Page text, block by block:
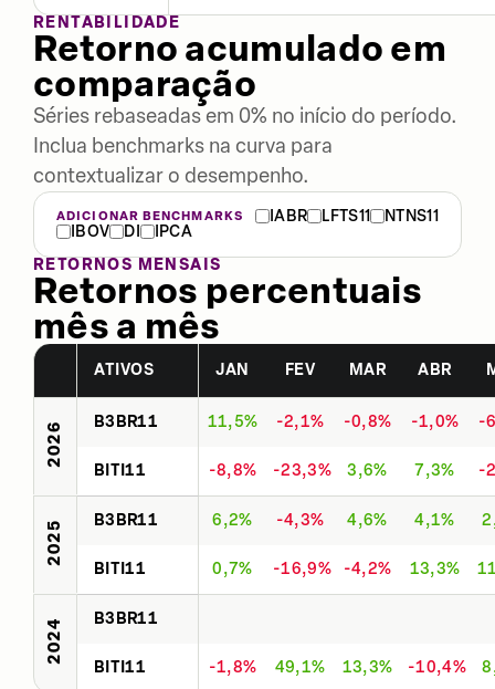
RENTABILIDADE
Retorno acumulado em
comparação
Séries rebaseadas em 0% no início do período.
Inclua benchmarks na curva para
contextualizar o desempenho.
ADICIONAR BENCHMARKS IABR LFTS11
NTNS11
IBOV
DI
IPCA
RETORNOS MENSAIS
Retornos percentuais
mês a mês
ATIVOS JAN FEV MAR ABR
2026 B3BR11 11,5% -2,1% -0,8% -1,0% -
BITI11 -8,8% -23,3% 3,6% 7,3% -
2025 B3BR11 6,2% -4,3% 4,6% 4,1%
BITI11 0,7% -16,9% -4,2% 13,3%
2024 B3BR11
BITI11 -1,8% 49,1% 13,3% -10,4%